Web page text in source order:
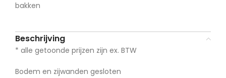
bakken
Beschrijving
* alle getoonde prijzen zijn ex. BTW
Bodem en zijwanden gesloten